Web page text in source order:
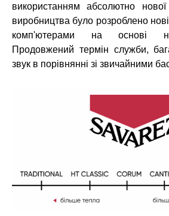
використанням абсолютно
виробництва було розроблено
комп'ютерами на основі
Продовжений термін служби,
звук в порівнянні зі звичайними